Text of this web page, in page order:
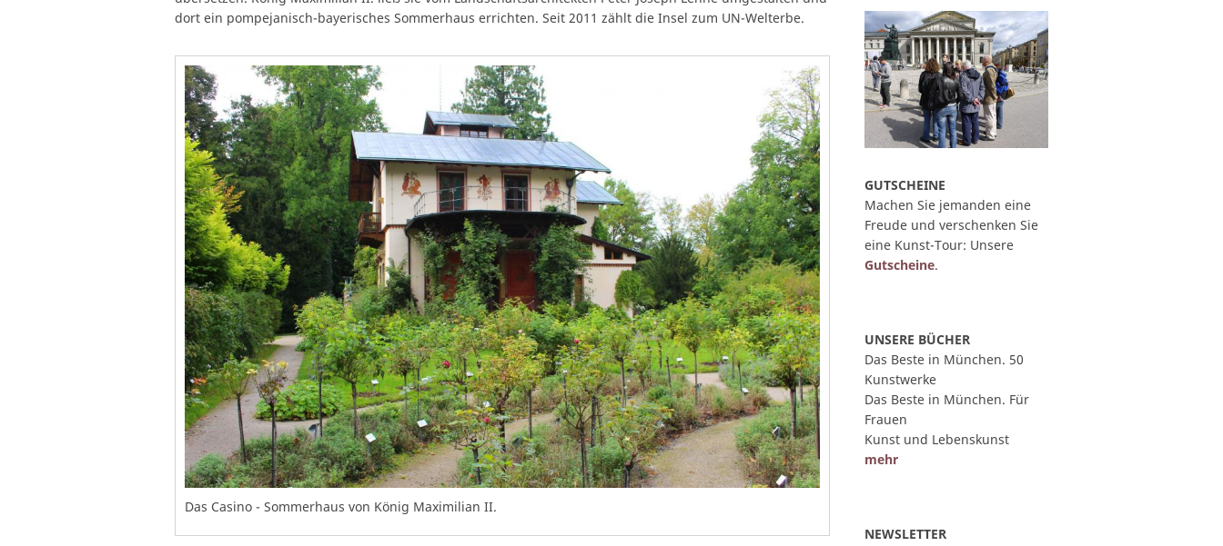
dort ein pompejanisch-bayerisches Sommerhaus errichten. Seit 2011 zählt die Insel zum UN-Welterbe.
Das Casino - Sommerhaus von König Maximilian II.
GUTSCHEINE
Machen Sie jemanden eine
Freude und verschenken Sie
eine Kunst-Tour: Unsere
Gutscheine.
UNSERE BÜCHER
Das Beste in München. 50
Kunstwerke
Das Beste in München. Für
Frauen
Kunst und Lebenskunst
mehr
NEWSLETTER